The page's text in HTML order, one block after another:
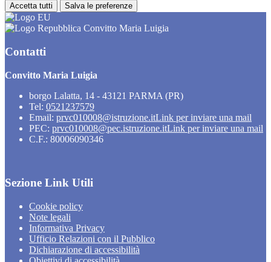
Accetta tutti Salva le preferenze
Convitto Maria Luigia
Contatti
Convitto Maria Luigia
borgo Lalatta, 14 - 43121 PARMA (PR)
Tel: 0521237579
Email: prvc010008@istruzione.itLink per inviare una mail
PEC: prvc010008@pec.istruzione.itLink per inviare una mail
C.F.: 80006090346
Sezione Link Utili
Cookie policy
Note legali
Informativa Privacy
Ufficio Relazioni con il Pubblico
Dichiarazione di accessibilità